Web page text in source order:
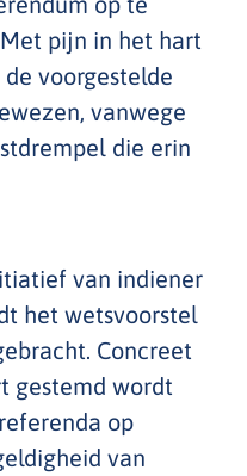
pijn in het hart
voorgestelde
vanwege
die erin
van indiener
het wetsvoorstel
Concreet
gestemd wordt
op
van